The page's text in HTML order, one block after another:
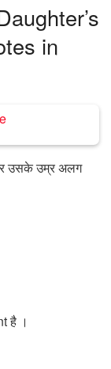
in
उसके उम्र अलग
है ।